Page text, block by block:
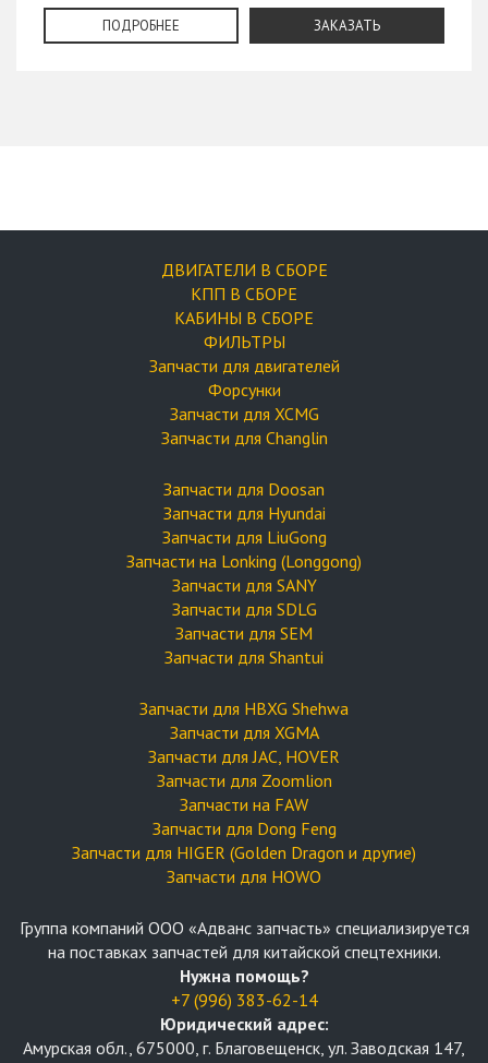
ПОДРОБНЕЕ ЗАКАЗАТЬ
ДВИГАТЕЛИ В СБОРЕ
КПП В СБОРЕ
КАБИНЫ В СБОРЕ
ФИЛЬТРЫ
Запчасти для двигателей
Форсунки
Запчасти для XCMG
Запчасти для Changlin
Запчасти для Doosan
Запчасти для Hyundai
Запчасти для LiuGong
Запчасти на Lonking (Longgong)
Запчасти для SANY
Запчасти для SDLG
Запчасти для SEM
Запчасти для Shantui
Запчасти для HBXG Shehwa
Запчасти для XGMA
Запчасти для JAC, HOVER
Запчасти для Zoomlion
Запчасти на FAW
Запчасти для Dong Feng
Запчасти для HIGER (Golden Dragon и другие)
Запчасти для HOWO
Группа компаний OOO «Адванс запчасть» специализируется
на поставках запчастей для китайской спецтехники.
Нужна помощь?
+7 (996) 383-62-14
Юридический адрес:
Амурская обл., 675000, г. Благовещенск, ул. Заводская 147,